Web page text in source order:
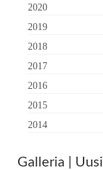
2020
2019
2018
2017
2016
2015
2014
Galleria |